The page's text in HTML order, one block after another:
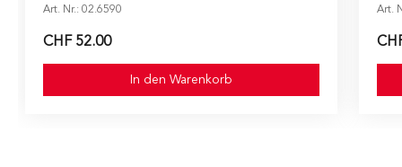
Art. Nr.: 02.6590
CHF 52.00
In den Warenkorb
Art.